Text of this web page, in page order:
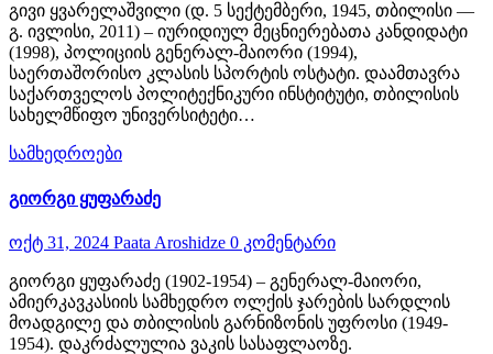
გივი ყვარელაშვილი (დ. 5 სექტემბერი, 1945, თბილისი —
გ. ივლისი, 2011) – იურიდიულ მეცნიერებათა კანდიდატი
(1998), პოლიციის გენერალ-მაიორი (1994),
საერთაშორისო კლასის სპორტის ოსტატი. დაამთავრა
საქართველოს პოლიტექნიკური ინსტიტუტი, თბილისის
სახელმწიფო უნივერსიტეტი…
სამხედროები
გიორგი ყუფარაძე
ოქტ 31, 2024 Paata Aroshidze 0 კომენტარი
გიორგი ყუფარაძე (1902-1954) – გენერალ-მაიორი,
ამიერკავკასიის სამხედრო ოლქის ჯარების სარდლის
მოადგილე და თბილისის გარნიზონის უფროსი (1949-
1954). დაკრძალულია ვაკის სასაფლაოზე.